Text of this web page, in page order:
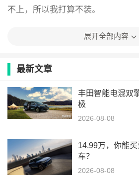
不上，所以我打算不装。
展开全部内容
最新文章
丰田智能电混双
极
2026-08-08
14.99万，你能
车？
2026-08-08